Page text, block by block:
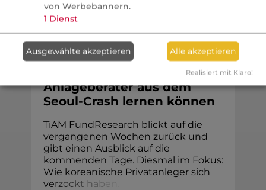
Finanzen
fundresearch
Wenn der Hebel
Anlageberater aus dem
Seoul-Crash lernen können
TiAM FundResearch blickt auf die
vergangenen Wochen zurück und
gibt einen Ausblick auf die
kommenden Tage. Diesmal im Fokus:
Wie koreanische Privatanleger sich
verzockt habe
von Werbebannern.
1 Dienst
Ausgewählte akzeptieren Alle akzeptieren
Realisiert mit Klaro!